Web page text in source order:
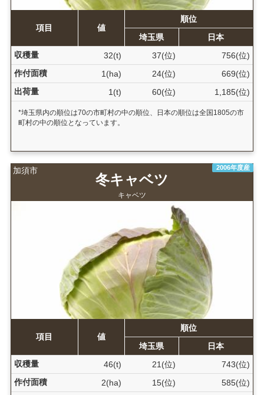
項目 値
順位
埼玉県
日本
収穫量
32(t) 37(位)
756(位)
作付面積
1(ha) 24(位)
669(位)
出荷量
1(t) 60(位) 1,185(位)
*埼玉県内の順位は70の市町村の中の順位、日本の順位は全国1805の市
町村の中の順位となっています。
加須市 2006年度産
冬キャベツ
キャベツ
項目 値
順位
埼玉県
日本
収穫量
46(t) 21(位)
743(位)
作付面積
2(ha) 15(位) 585(位)